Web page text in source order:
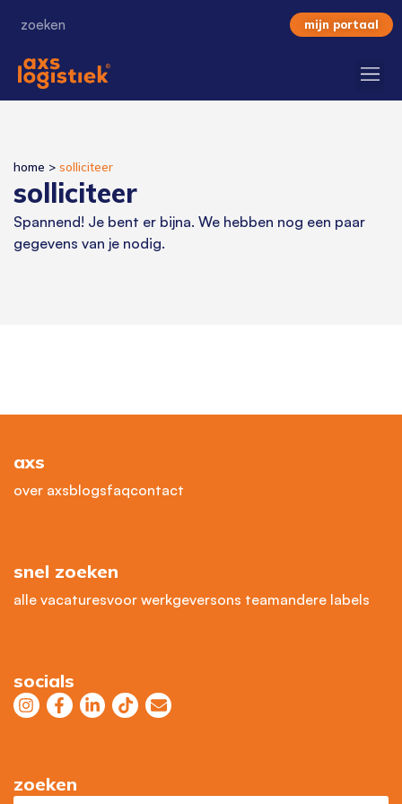
mijn portaal
home > solliciteer
solliciteer
Spannend! Je bent er bijna. We hebben nog een paar
gegevens van je nodig.
axs
over axsblogsfaqcontact
snel zoeken
alle vacaturesvoor werkgeversons teamandere labels
socials
zoeken